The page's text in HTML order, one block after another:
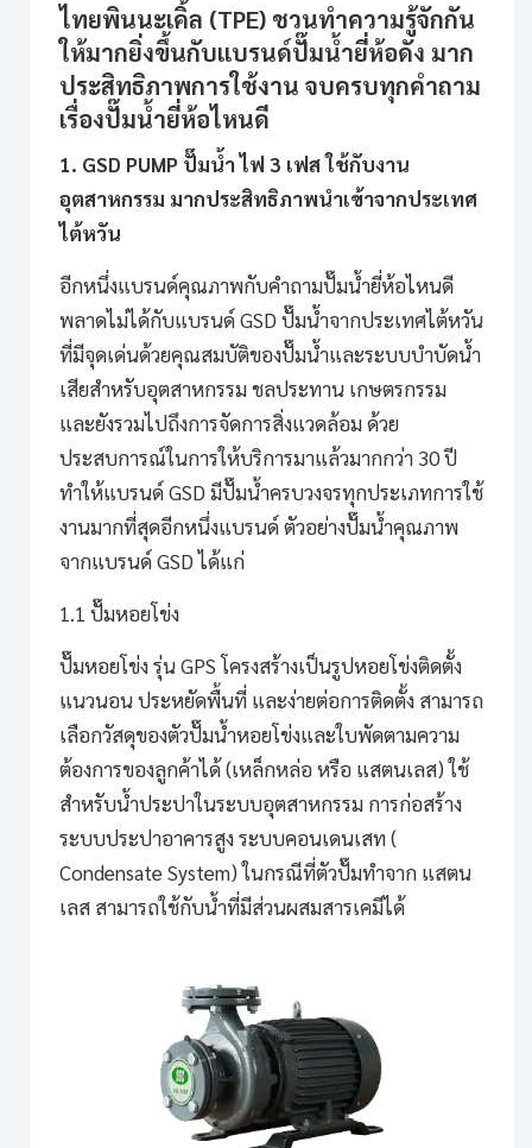
ไทยพินนะเคิ้ล (TPE) ชวนทำความรู้จักกัน
ให้มากยิ่งขึ้นกับแบรนด์ปั๊มน้ำยี่ห้อดัง มาก
ประสิทธิภาพการใช้งาน จบครบทุกคำถาม
เรื่องปั๊มน้ำยี่ห้อไหนดี
1. GSD PUMP ปั๊มน้ำ ไฟ 3 เฟส ใช้กับงาน
อุตสาหกรรม มากประสิทธิภาพนำเข้าจากประเทศ
ไต้หวัน
อีกหนึ่งแบรนด์คุณภาพกับคำถามปั๊มน้ำยี่ห้อไหนดี
พลาดไม่ได้กับแบรนด์ GSD ปั๊มน้ำจากประเทศไต้หวัน
ที่มีจุดเด่นด้วยคุณสมบัติของปั๊มน้ำและระบบบำบัดน้ำ
เสียสำหรับอุตสาหกรรม ชลประทาน เกษตรกรรม
และยังรวมไปถึงการจัดการสิ่งแวดล้อม ด้วย
ประสบการณ์ในการให้บริการมาแล้วมากกว่า 30 ปี
ทำให้แบรนด์ GSD มีปั๊มน้ำครบวงจรทุกประเภทการใช้
งานมากที่สุดอีกหนึ่งแบรนด์ ตัวอย่างปั๊มน้ำคุณภาพ
จากแบรนด์ GSD ได้แก่
1.1 ปั๊มหอยโข่ง
ปั๊มหอยโข่ง รุ่น GPSโครงสร้างเป็นรูปหอยโข่งติดตั้ง
แนวนอน ประหยัดพื้นที่ และง่ายต่อการติดตั้ง สามารถ
เลือกวัสดุของตัวปั๊มน้ำหอยโข่งและใบพัดตามความ
ต้องการของลูกค้าได้ (เหล็กหล่อ หรือ แสตนเลส) ใช้
สำหรับน้ำประปาในระบบอุตสาหกรรม การก่อสร้าง
ระบบประปาอาคารสูง ระบบคอนเดนเสท (
Condensate System) ในกรณีที่ตัวปั๊มทำจาก แสตน
เลส สามารถใช้กับน้ำที่มีส่วนผสมสารเคมีได้